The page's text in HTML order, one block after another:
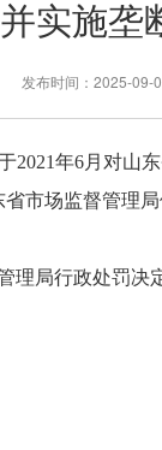
实施垄
发布时间：2025-
年6月对山东
省市场监督管理
局行政处罚决